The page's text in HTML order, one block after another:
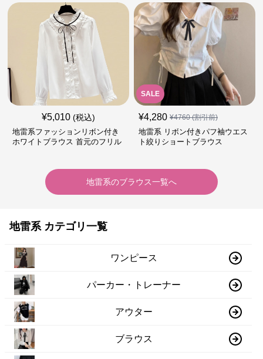
¥5,010 (税込)
地雷系ファッションリボン付き
ホワイトブラウス 首元のフリル
SALE
¥4,280 ¥4760(割引前)
地雷系 リボン付きパフ袖ウエス
ト絞りショートブラウス
地雷系のブラウス一覧へ
地雷系 カテゴリ一覧
ワンピース
パーカー・トレーナー
アウター
ブラウス